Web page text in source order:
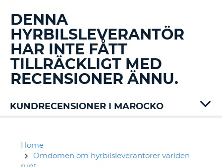
DENNA
HYRBILSLEVERANTÖR
HAR INTE FÅTT
TILLRÄCKLIGT MED
RECENSIONER ÄNNU.
KUNDRECENSIONER I MAROCKO
Dollar
Europcar
Home
Omdömen om hyrbilsleverantörer världen